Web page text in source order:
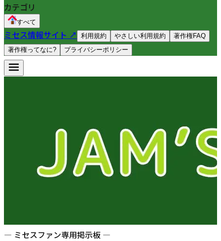
カテゴリ
すべて
ミセス情報サイト ↗ 利用規約 やさしい利用規約
著作権FAQ
著作権ってなに?
プライバシーポリシー
— ミセスファン専用掲示板 —